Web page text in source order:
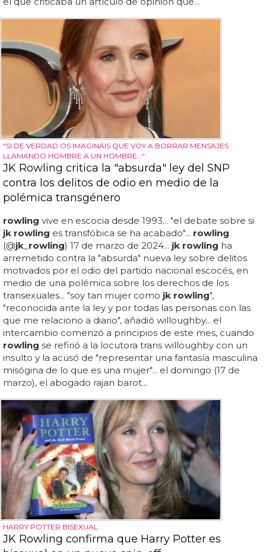
"SI DE VERDAD OS IMAGINÁIS QUE VOY A BORRAR MENSAJES
LLAMANDO HOMBRE A UN HOMBRE..."
JK Rowling critica la "absurda" ley del SNP
contra los delitos de odio en medio de la
polémica transgénero
rowling vive en escocia desde 1993... "el debate sobre si
jk rowling es transfóbica se ha acabado"... rowling
(@jk rowling) 17 de marzo de 2024... jk rowling ha
arremetido contra la "absurda" nueva ley sobre delitos
motivados por el odio del partido nacional escocés, en
medio de una polémica sobre los derechos de los
transexuales... "soy tan mujer como jk rowling",
"reconocida ante la ley y por todas las personas con las
que me relaciono a diario", añadió willoughby... el
intercambio comenzó a principios de este mes, cuando
rowling se refirió a la locutora trans willoughby con un
insulto y la acusó de "representar una fantasía masculina
misógina de lo que es una mujer"... el domingo (17 de
marzo), el abogado rajan barot...
HARRY POTTER BISEXUAL
JK Rowling confirma que Harry Potter es